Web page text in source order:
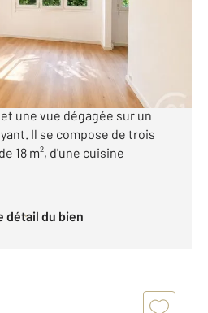
€
cet appartement T4
rafraîchi, offrant un
une vue dégagée sur un
Il se compose de trois
18 m², d'une cuisine
détail du bien